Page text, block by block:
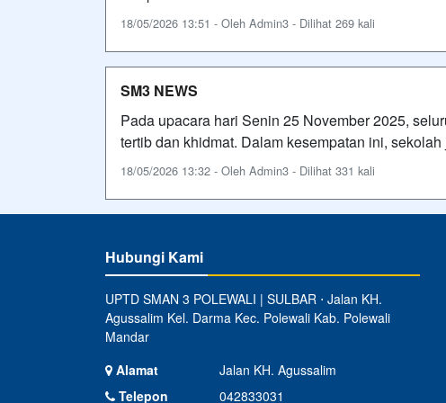
18/05/2026 13:51 - Oleh Admin3 - Dilihat 269 kali
SM3 NEWS
Pada upacara hari Senin 25 November 2025,
tertib dan khidmat. Dalam kesempatan ini,
18/05/2026 13:32 - Oleh Admin3 - Dilihat 331 kali
Hubungi Kami
UPTD SMAN 3 POLEWALI | SULBAR ⋅ Jalan KH.
Agussalim Kel. Darma Kec. Polewali Kab. Polewali
Mandar
Alamat
Jalan KH. Agussalim
Telepon
042833031